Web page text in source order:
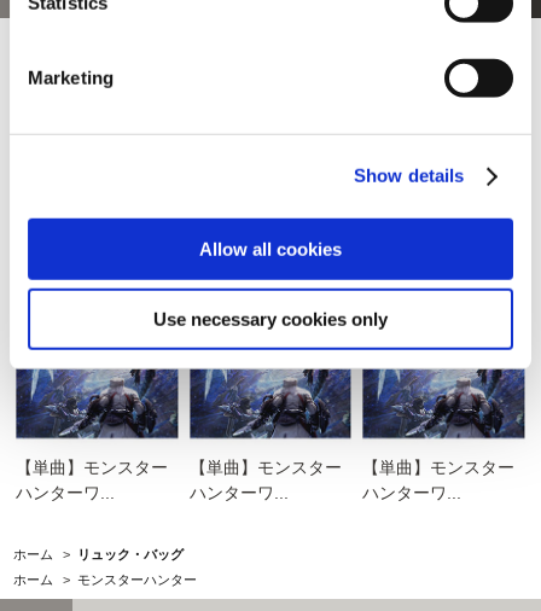
Marketing
Show details
Allow all cookies
Use necessary cookies only
【単曲】モンスター
【単曲】モンスター
ハンターワ...
【単曲】モンスター
【単曲】モンスター
ハンターワ...
【単曲】モンスター
ハンターワ...
【単曲】モンスター
ハンターワ...
ホーム >
リュック・バッグ
ホーム
> モンスターハンター